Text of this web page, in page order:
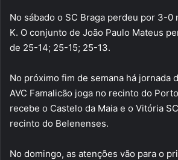
No sábado o SC Braga perdeu por 3-0
K. O conjunto de João Paulo Mateus
de 25-14; 25-15; 25-13.
No próximo fim de semana há jornada
AVC Famalicão joga no recinto do
recebe o Castelo da Maia e o Vitória
recinto do Belenenses.
No domingo, as atenções vão para o